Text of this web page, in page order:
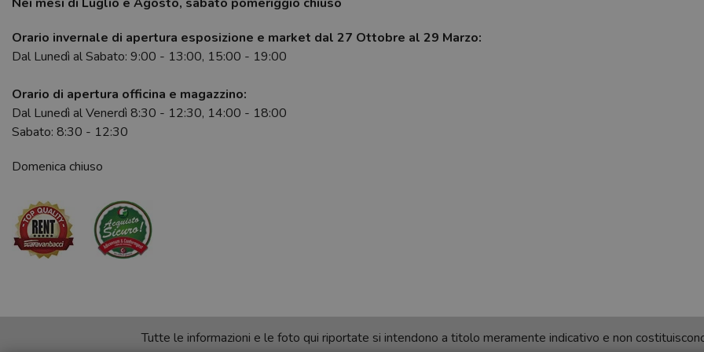
Orario invernale di apertura esposizione e market dal 27 Ottobre al 29 Marzo:
Dal Lunedì al Sabato: 9:00 - 13:00, 15:00 - 19:00
Orario di apertura officina e magazzino:
Dal Lunedì al Venerdì 8:30 - 12:30, 14:00 - 18:00
Sabato: 8:30 - 12:30
Domenica chiuso
Tutte le informazioni e le foto qui riportate si intendono a titolo meramente indicativo e non